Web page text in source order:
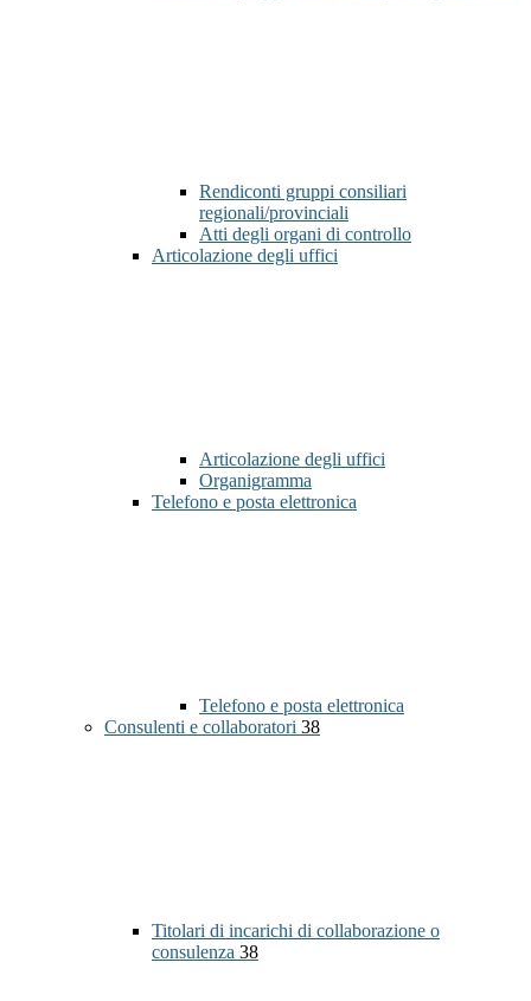
Rendiconti gruppi consiliari
regionali/provinciali
Atti degli organi di controllo
Articolazione degli uffici
Articolazione degli uffici
Organigramma
Telefono e posta elettronica
Telefono e posta elettronica
Consulenti e collaboratori 38
Titolari di incarichi di collaborazione o
consulenza 38